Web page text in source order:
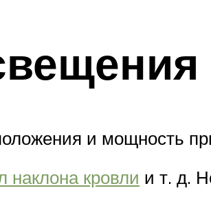
и мощность
наклона кровли и т. д.